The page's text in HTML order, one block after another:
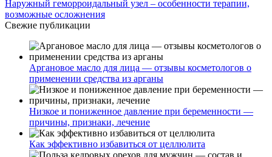
Наружный геморроидальный узел – особенности терапии,
возможные осложнения
Свежие публикации
Аргановое масло для лица — отзывы косметологов о
применении средства из арганы
Низкое и пониженное давление при беременности —
причины, признаки, лечение
Как эффективно избавиться от целлюлита